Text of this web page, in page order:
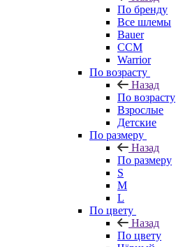
По бренду
Все шлемы
Bauer
CCM
Warrior
По возрасту
Назад
По возрасту
Взрослые
Детские
По размеру
Назад
По размеру
S
M
L
По цвету
Назад
По цвету